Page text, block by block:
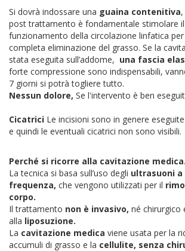
Si dovrà indossare una guaina contenitiva
post trattamento è fondamentale stimolare
funzionamento della circolazione linfatica
completa eliminazione del grasso. Se la
stata eseguita sull’addome, una fascia
forte compressione sono indispensabili,
7 giorni si potrà togliere tutto.
Nessun dolore, Se l'intervento è ben
Cicatrici Le incisioni sono in genere
e quindi le eventuali cicatrici non sono visibili.
Perché si ricorre alla cavitazione medica.
La tecnica si basa sull’uso degli ultrasuoni a
frequenza, che vengono utilizzati per il
corpo.
Il trattamento non è invasivo, né chirurgico
alla liposuzione.
La cavitazione medica viene usata per la
accumuli di grasso e la cellulite, senza